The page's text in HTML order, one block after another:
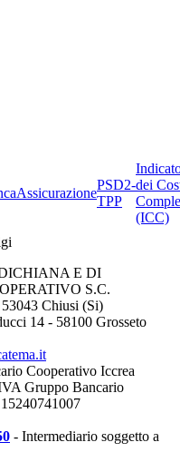
PSD2-
TPP
dei
(ICC)
E DI
S.C.
53043 Chiusi (Si)
14 - 58100 Grosseto
Cooperativo Iccrea
Gruppo Bancario
- Intermediario soggetto a